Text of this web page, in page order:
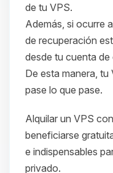
de tu VPS.
Además, si ocurre
de recuperación
desde tu cuenta de
De esta manera, tu
pase lo que pase.
Alquilar un VPS
beneficiarse
e indispensables
privado.